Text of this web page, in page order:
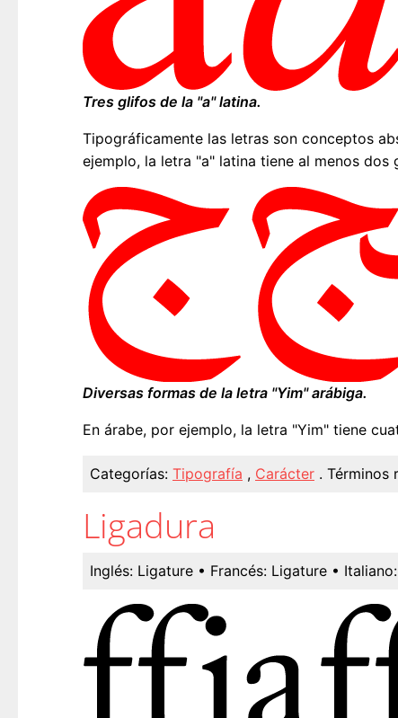
Tres glifos de la "a" latina.
Tipográficamente las letras son conceptos
ejemplo, la letra "a" latina tiene al menos dos
Diversas formas de la letra "Yim" arábiga.
En árabe, por ejemplo, la letra "Yim" tiene
Categorías: Tipografía , Carácter . Términos
Ligadura
Inglés: Ligature • Francés: Ligature • Italiano: